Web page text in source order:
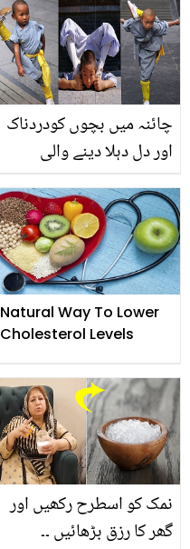
تبدیلی آتی ہے؟ فائدے جان
کر آپ بھی کھانا شروع کر
دیں گے
چائنہ میں بچوں کودردناک
اور دل دہلا دینے والی
جانیے یہ بچے کس قدر
طاقتور ہوتے ہیں؟
Natural Way To Lower
Cholesterol Levels
نمک کو اسطرح رکھیں اور
گھر کا رزق بڑھائیں ۔۔